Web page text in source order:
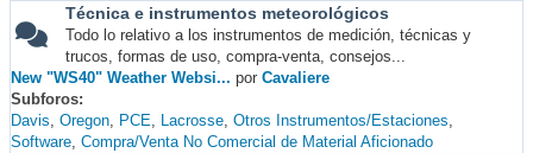
Técnica e instrumentos meteorológicos
Todo lo relativo a los instrumentos de medición, técnicas y
trucos, formas de uso, compra-venta, consejos...
New "WS40" Weather Websi... por Cavaliere
Subforos
Davis Oregon PCE Lacrosse Otros Instrumentos/Estaciones
Software Compra/Venta No Comercial de Material Aficionado